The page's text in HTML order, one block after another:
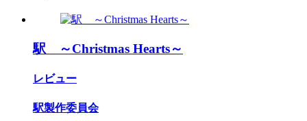
駅 ～Christmas Hearts～
レビュー
駅製作委員会